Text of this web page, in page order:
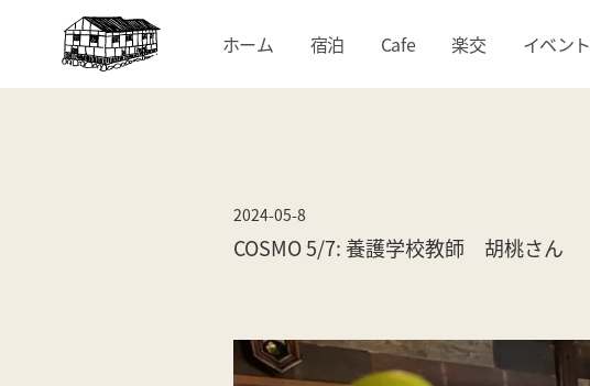
ホーム 宿泊 Cafe 楽交 イベント
2024-05-8
COSMO 5/7: 養護学校教師 胡桃さん